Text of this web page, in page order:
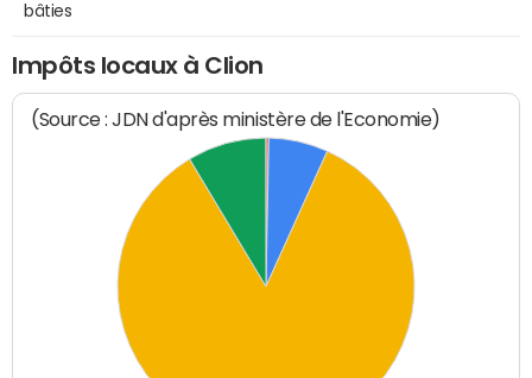
bâties
Impôts locaux à Clion
(Source : JDN d'après ministère de l'Economie)